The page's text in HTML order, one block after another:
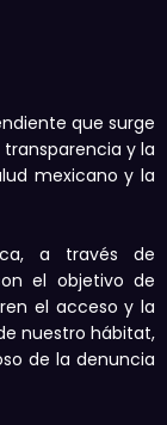
que surge
y la
mexicano y la
a través de
el objetivo de
el acceso y la
nuestro hábitat,
de la denuncia